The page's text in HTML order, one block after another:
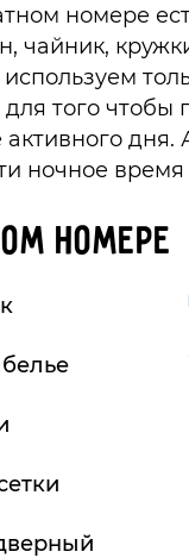
номере
чайник,
того чтобы
активного
ночное
номере